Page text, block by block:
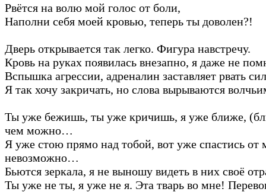
Рвётся на волю мой голос от боли,
Наполни себя моей кровью, теперь ты доволен?!
Дверь открывается так легко. Фигура навстречу.
Кровь на руках появилась внезапно, я даже не
Вспышка агрессии, адреналин заставляет рвать
Я так хочу закричать, но слова вырываются
Ты уже бежишь, ты уже кричишь, я уже ближе,
чем можно…
Я уже стою прямо над тобой, вот уже спастись от
невозможно…
Бьются зеркала, я не выношу видеть в них своё
Ты уже не ты, я уже не я. Эта тварь во мне!